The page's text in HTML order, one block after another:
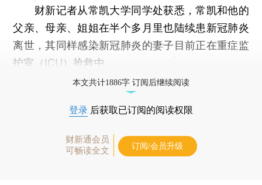
财新记者从常凯大学同学处获悉，常凯和他的
父亲、母亲、姐姐在半个多月里也陆续患新冠肺炎
离世，其同样感染新冠肺炎的妻子目前正在重症监
护室（ICU）抢救中。
本文共计1886字 订阅后继续阅读
登录 后获取已订阅的阅读权限
财新通会员
可畅读全文
订阅/会员升级